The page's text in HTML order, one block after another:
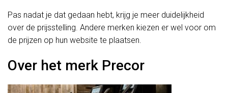
Pas nadat je dat gedaan hebt, krijg je meer duidelijkheid
over de prijsstelling. Andere merken kiezen er wel voor om
de prijzen op hun website te plaatsen.
Over het merk Precor